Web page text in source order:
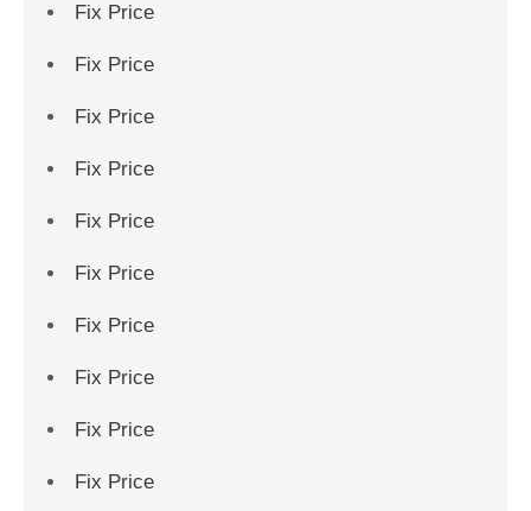
Fix Price
Fix Price
Fix Price
Fix Price
Fix Price
Fix Price
Fix Price
Fix Price
Fix Price
Fix Price